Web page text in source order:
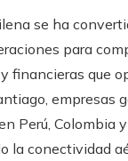
se ha
para
financieras que
empresas
Perú, Colombia
la conectividad